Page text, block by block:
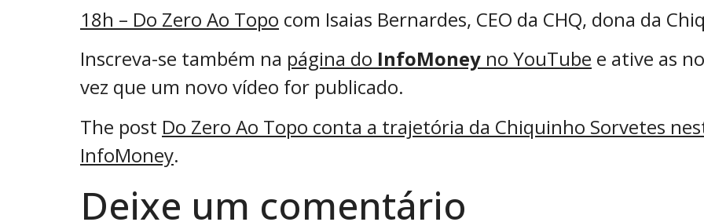
18h – Do Zero Ao Topo com Isaias Bernardes, CEO da CHQ, dona da
Inscreva-se também na página do InfoMoney no YouTube e ative as
vez que um novo vídeo for publicado.
The post Do Zero Ao Topo conta a trajetória da Chiquinho Sorvetes
InfoMoney.
Deixe um comentário